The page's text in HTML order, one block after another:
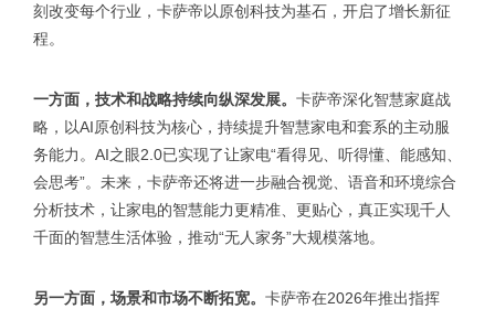
刻改变每个行业，卡萨帝以原创科技为基石，开启了增长新征
程。
一方面，技术和战略持续向纵深发展。 卡萨帝深化智慧家庭战
略，以AI原创科技为核心，持续提升智慧家电和套系的主动服
务能力。AI之眼2.0已实现了让家电“看得见、听得懂、能感知、
会思考”。未来，卡萨帝还将进一步融合视觉、语音和环境综合
分析技术，让家电的智慧能力更精准、更贴心，真正实现千人
千面的智慧生活体验，推动“无人家务”大规模落地。
另一方面，场景和市场不断拓宽。 卡萨帝在2026年推出指挥